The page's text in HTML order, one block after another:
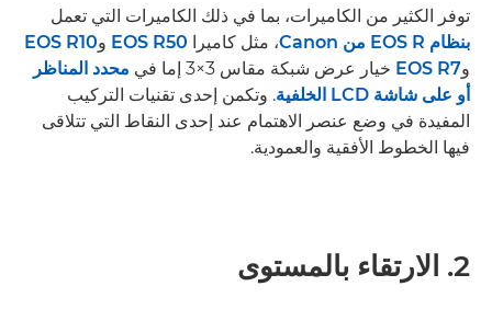
توفر الكثير من الكاميرات، بما في ذلك الكاميرات التي تعمل
بنظام EOS R من Canon
، مثل كاميرا EOS R50 وEOS R10
وEOS R7 خيار عرض شبكة مقاس 3×3 إما في
محدد المناظر
أو على شاشة LCD الخلفية
. وتكمن إحدى تقنيات التركيب
المفيدة في وضع عنصر الاهتمام عند إحدى النقاط التي تتلاقى
فيها الخطوط الأفقية والعمودية.
2. الارتقاء بالمستوى